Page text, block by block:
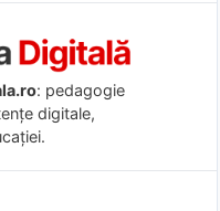
: pedagogie
digitale,